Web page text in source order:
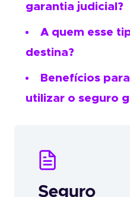
garantia judicial?
A quem esse
destina?
Benefícios
utilizar o seguro